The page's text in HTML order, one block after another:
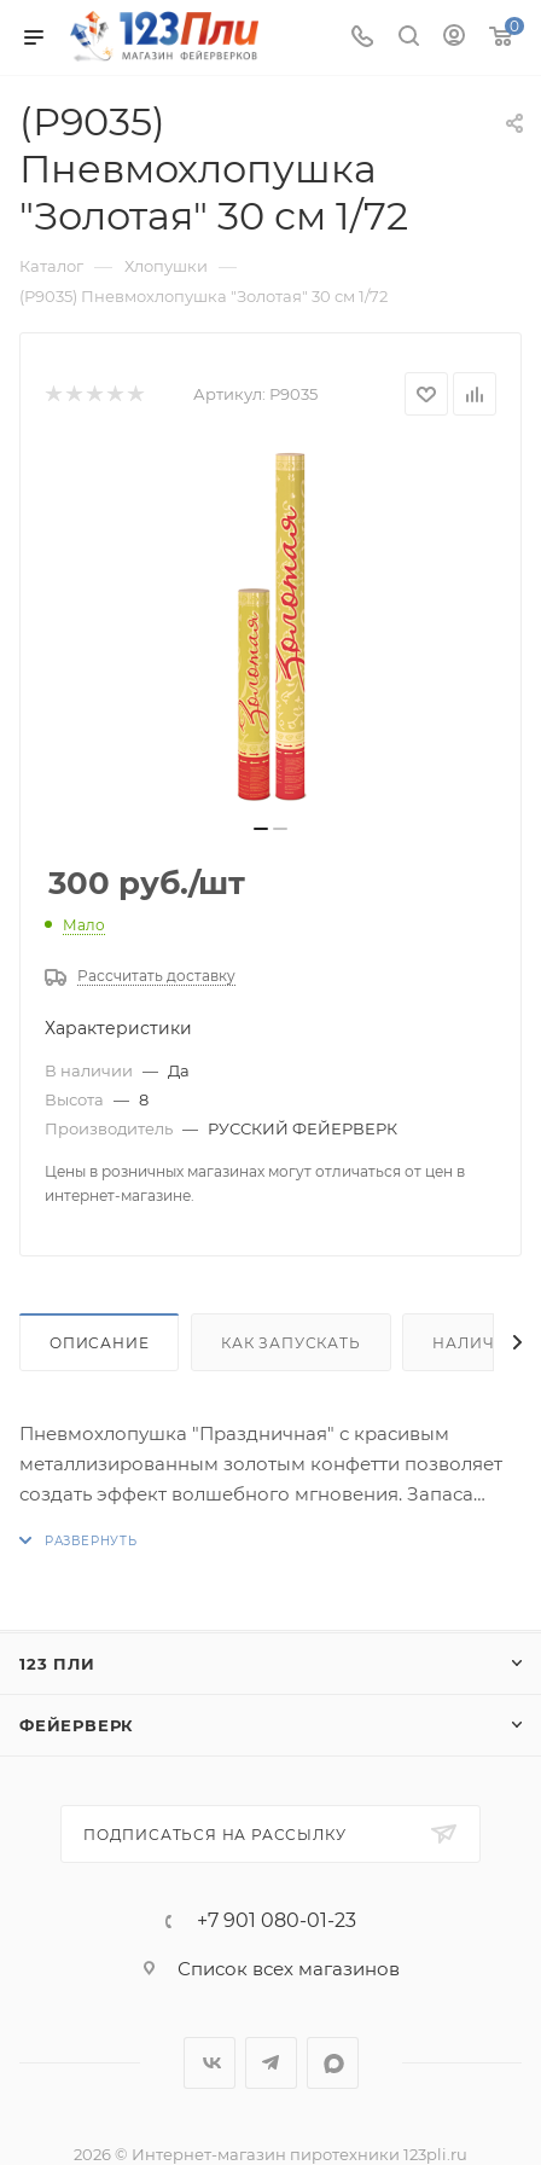
0
(Р9035)
Пневмохлопушка
"Золотая" 30 см 1/72
Каталог — Хлопушки —
(Р9035) Пневмохлопушка "Золотая" 30 см 1/72
Артикул: Р9035
300 руб./шт
Мало
Рассчитать доставку
Характеристики
В наличии — Да
Высота — 8
Производитель — РУССКИЙ ФЕЙЕРВЕРК
Цены в розничных магазинах могут отличаться от цен в
интернет-магазине.
ОПИСАНИЕ КАК ЗАПУСКАТЬ НАЛИЧИЕ
Пневмохлопушка "Праздничная" с красивым
металлизированным золотым конфетти позволяет
создать эффект волшебного мгновения. Запаса
1. Золотые металлизированные конфетти.
123 ПЛИ
ФЕЙЕРВЕРК
ПОДПИСАТЬСЯ НА РАССЫЛКУ
+7 901 080-01-23
Список всех магазинов
2026 © Интернет-магазин пиротехники 123pli.ru